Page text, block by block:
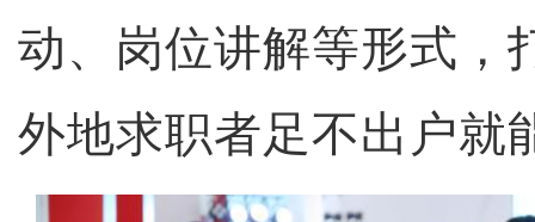
动、岗位讲解等形式，
外地求职者足不出户就